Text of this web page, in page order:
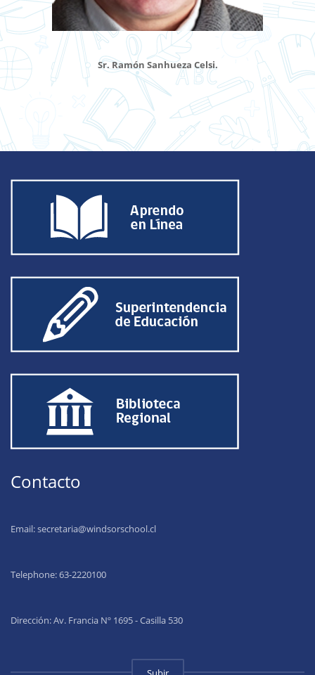
Sr. Ramón Sanhueza Celsi.
Contacto
Email:secretaria@windsorschool.cl
Telephone: 63-2220100
Dirección: Av. Francia Nº 1695 - Casilla 530